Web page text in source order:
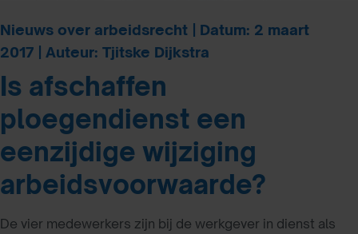
Nieuws over arbeidsrecht | Datum: 2 maart
2017 | Auteur: Tjitske Dijkstra
Is afschaffen
ploegendienst een
eenzijdige wijziging
arbeidsvoorwaarde?
De vier medewerkers zijn bij de werkgever in dienst als